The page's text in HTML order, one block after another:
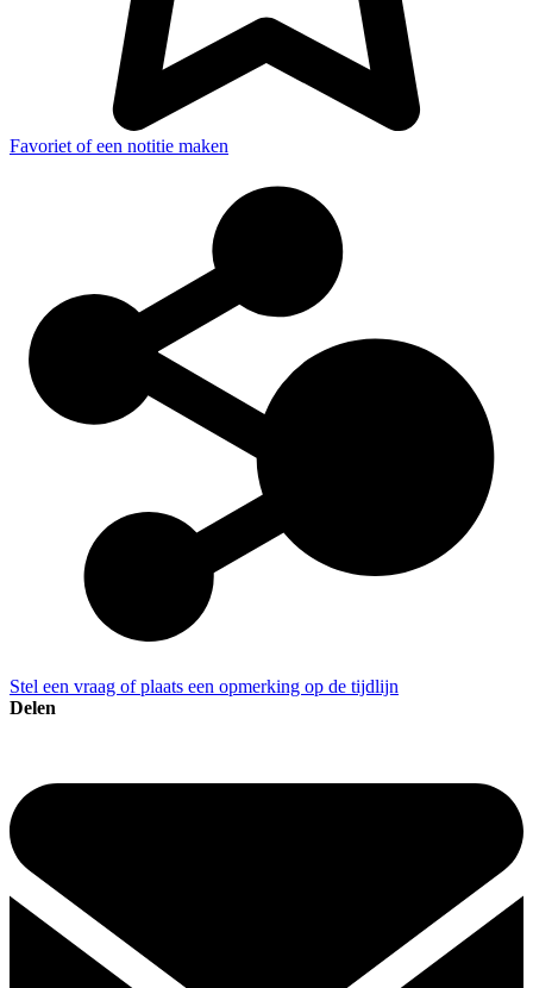
Favoriet of een notitie maken
Stel een vraag of plaats een opmerking op de tijdlijn
Delen